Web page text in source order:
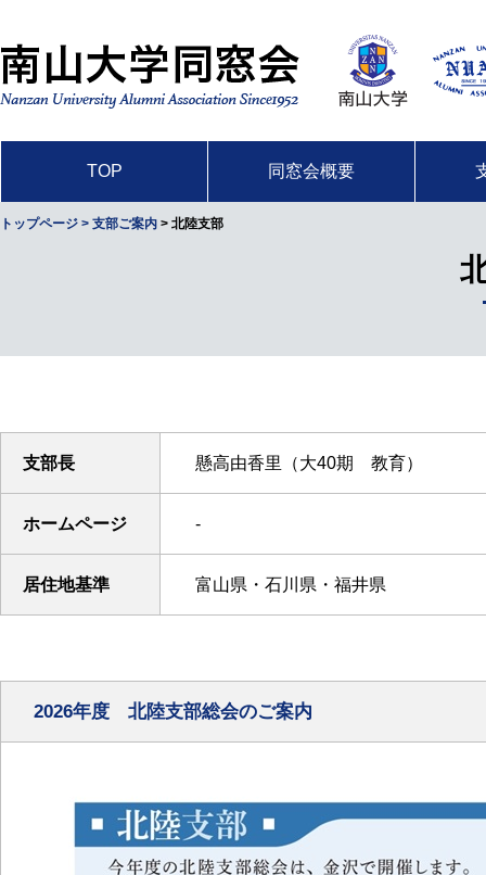
TOP 同窓会概要
トップページ > 支部ご案内 > 北陸支部
支部長 懸高由香里（大40期 教育）
ホームページ -
居住地基準 富山県・石川県・福井県
2026年度 北陸支部総会のご案内